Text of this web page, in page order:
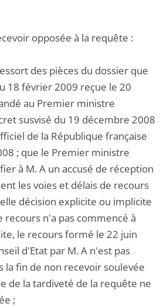
opposée à la requête :
des pièces du dossier que
18 février 2009 reçue le 20
au Premier ministre
susvisé du 19 décembre 2008
de la République française
; que le Premier ministre
à M. A un accusé de réception
les voies et délais de recours
décision explicite ou implicite
recours n'a pas commencé à
le recours formé le 22 juin
d'Etat par M. A n'est pas
la fin de non recevoir soulevée
de la tardiveté de la requête ne
;